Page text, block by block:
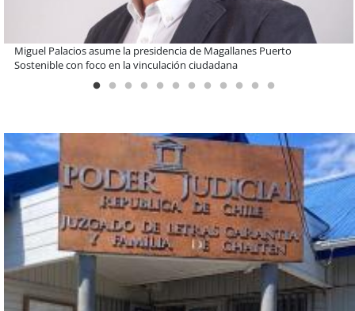
Educación y colaboración público-privada se toman La Araucanía:
encuentro reunió a líderes para abordar las brechas y oportunidades